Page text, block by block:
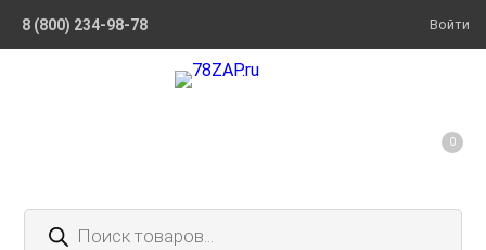
8 (800) 234-98-78 Войти
Поиск
товаров
0